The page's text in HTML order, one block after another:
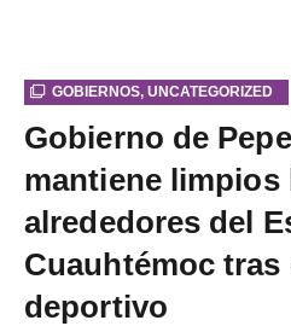
GOBIERNOS, UNCATEGORIZED
Gobierno de
mantiene limpios
alrededores del
Cuauhtémoc tras
deportivo